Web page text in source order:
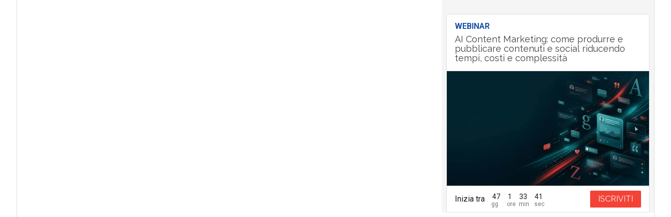
WEBINAR
AI Content Marketing: come produrre e
pubblicare contenuti e social riducendo
tempi, costi e complessità
Inizia tra 47 1 33 41 ISCRIVITI